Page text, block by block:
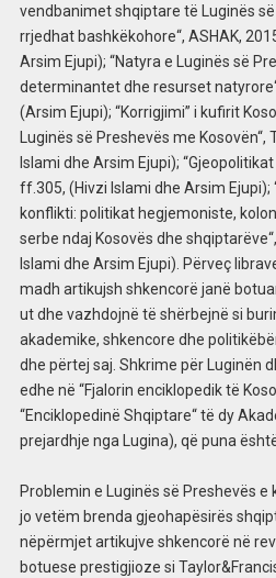
vendbanimet shqiptare të Luginës
rrjedhat bashkëkohore“, ASHAK,
Arsim Ejupi); “Natyra e Luginës së
determinantet dhe resurset
(Arsim Ejupi); “Korrigjimi” i kufirit
Luginës së Preshevës me
Islami dhe Arsim Ejupi);
ff.305, (Hivzi Islami dhe Arsim Ejupi);
konflikti: politikat hegjemoniste,
serbe ndaj Kosovës dhe
Islami dhe Arsim Ejupi). Përveç
madh artikujsh shkencorë janë
ut dhe vazhdojnë të shërbejnë si
akademike, shkencore dhe
dhe përtej saj. Shkrime për Luginën
edhe në “Fjalorin enciklopedik të
“Enciklopedinë Shqiptare“ të dy
prejardhje nga Lugina), që puna
Problemin e Luginës së Preshevës
jo vetëm brenda gjeohapësirës
nëpërmjet artikujve shkencorë në
botuese prestigjioze si